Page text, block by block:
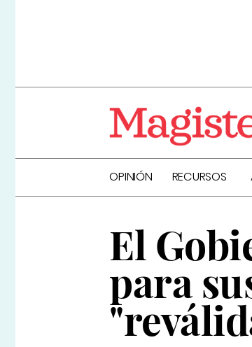
OPINIÓN RECURSOS
El
para